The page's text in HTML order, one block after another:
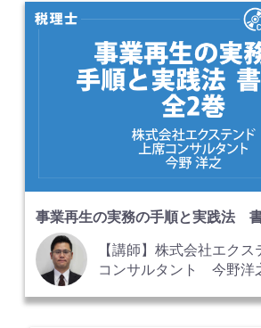
事業再生の実務の手順と実践法
【講師】株式会社エク
コンサルタント 今野洋